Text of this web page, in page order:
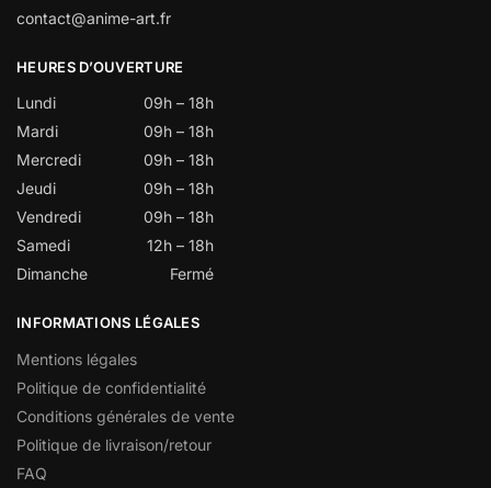
contact@anime-art.fr
HEURES D’OUVERTURE
Lundi
09h – 18h
Mardi
09h – 18h
Mercredi
09h – 18h
Jeudi
09h – 18h
Vendredi
09h – 18h
Samedi
12h – 18h
Dimanche
Fermé
INFORMATIONS LÉGALES
Mentions légales
Politique de confidentialité
Conditions générales de vente
Politique de livraison/retour
FAQ